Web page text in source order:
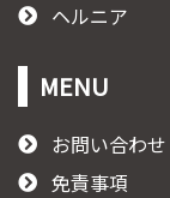
ヘルニア
MENU
お問い合わせ
免責事項